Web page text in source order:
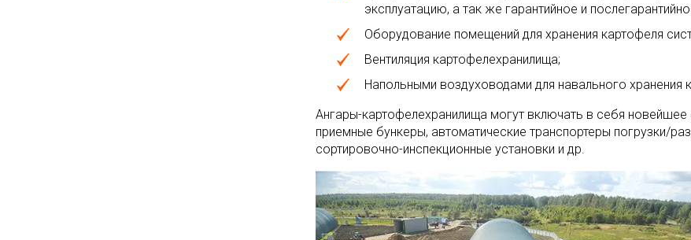
эксплуатацию, а так же гарантийное и
Оборудование помещений для хранения картофеля
Вентиляция картофелехранилища;
Напольными воздуховодами для навального хранения
Ангары-картофелехранилища могут включать в себя
приемные бункеры, автоматические транспортеры погрузки/
сортировочно-инспекционные установки и др.